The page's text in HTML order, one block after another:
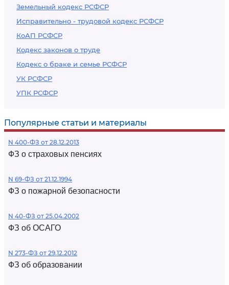
Земельный кодекс РСФСР
Исправительно - трудовой кодекс РСФСР
КоАП РСФСР
Кодекс законов о труде
Кодекс о браке и семье РСФСР
УК РСФСР
УПК РСФСР
Популярные статьи и материалы
N 400-ФЗ от 28.12.2013
ФЗ о страховых пенсиях
N 69-ФЗ от 21.12.1994
ФЗ о пожарной безопасности
N 40-ФЗ от 25.04.2002
ФЗ об ОСАГО
N 273-ФЗ от 29.12.2012
ФЗ об образовании